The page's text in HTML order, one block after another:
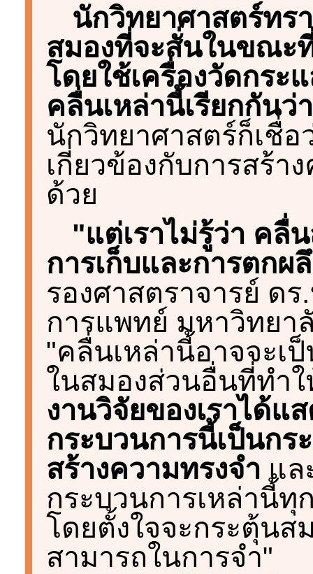
นักวิทยาศาสตร์ทร
สมองที่จะสั่นในขณะ
โดยใช้เครื่องวัดกระ
คลื่นเหล่านี้เรียกกัน
นักวิทยาศาสตร์ก็เชื่
เกี่ยวข้องกับการสร้า
ด้วย
"แต่เราไม่รู้ว่า คลื่
การเก็บและการตกผ
รองศาสตราจารย์ ด
การแพทย์ มหาวิทยา
"คลื่นเหล่านี้อาจจะเ
ในสมองส่วนอื่นที่ทำใ
งานวิจัยของเราได้แ
กระบวนการนี้เป็นก
สร้างความทรงจำ แล
กระบวนการเหล่านี้ทุ
โดยตั้งใจจะกระตุ้น
สามารถในการจำ"